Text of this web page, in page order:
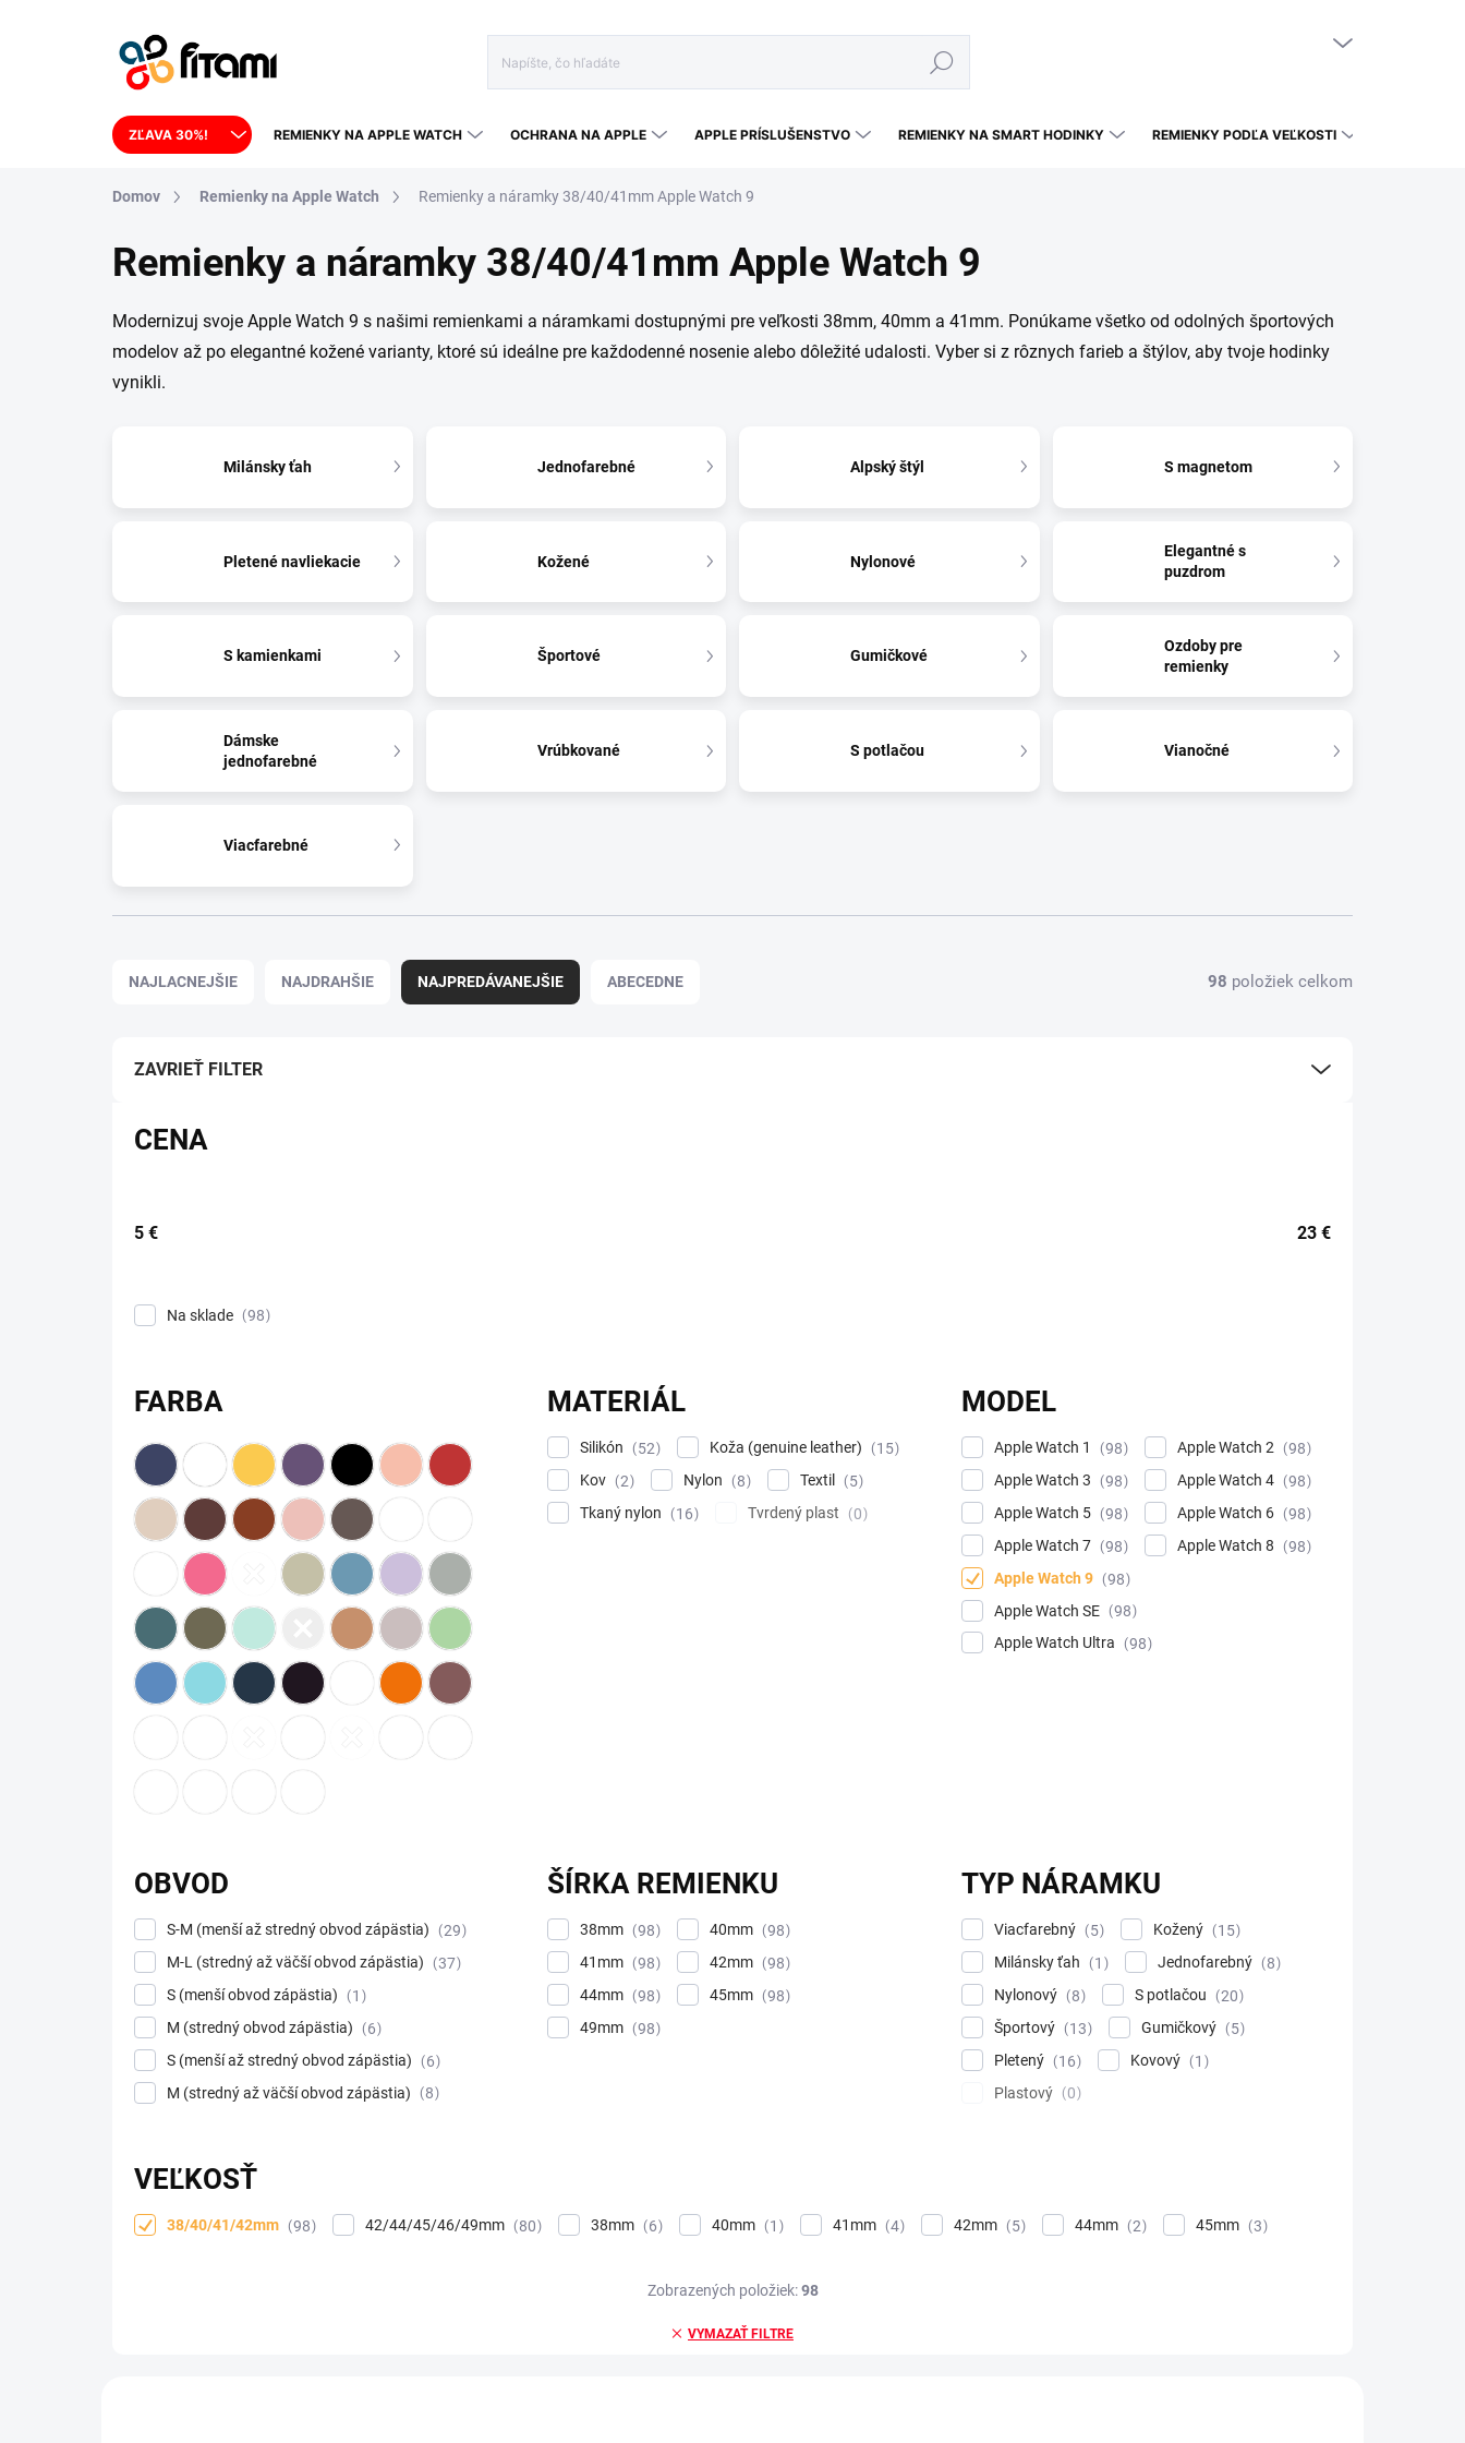
Hľadať
NÁKUPNÝ KOŠÍK
ZĽAVA 30%! REMIENKY NA APPLE WATCH OCHRANA NA APPLE APPLE PRÍSLUŠENSTVO REMIENKY NA SMART HODINKY REMIENKY PODĽA VEĽKOSTI
Domov Remienky na Apple Watch Remienky a náramky 38/40/41mm Apple Watch 9
Remienky a náramky 38/40/41mm Apple Watch 9
Modernizuj svoje Apple Watch 9 s našimi remienkami a náramkami dostupnými pre veľkosti 38mm, 40mm a 41mm. Ponúkame všetko od odolných športových
modelov až po elegantné kožené varianty, ktoré sú ideálne pre každodenné nosenie alebo dôležité udalosti. Vyber si z rôznych farieb a štýlov, aby tvoje hodinky
vynikli.
Milánsky ťah Jednofarebné Alpský štýl S magnetom
Pletené navliekacie Kožené Nylonové
Elegantné s
puzdrom
S kamienkami Športové Gumičkové
Ozdoby pre
remienky
Dámske
jednofarebné
Vrúbkované S potlačou Vianočné
Viacfarebné
NAJLACNEJŠIE NAJDRAHŠIE NAJPREDÁVANEJŠIE ABECEDNE 98 položiek celkom
ZAVRIEŤ FILTER
CENA
5 € 23 €
Na sklade 98
FARBA MATERIÁL
Silikón 52 Koža (genuine leather)
15
Kov
2 Nylon 8 Textil
5
Tkaný nylon
16 Tvrdený plast 0
MODEL
Apple Watch 1 98 Apple Watch 2
98
Apple Watch 3
98 Apple Watch 4
98
Apple Watch 5
98 Apple Watch 6
98
Apple Watch 7
98 Apple Watch 8
98
Apple Watch 9
98
Apple Watch SE
98
Apple Watch Ultra
98
OBVOD
S-M (menší až stredný obvod zápästia)
29
M-L (stredný až väčší obvod zápästia)
37
S (menší obvod zápästia)
1
M (stredný obvod zápästia)
6
S (menší až stredný obvod zápästia)
6
M (stredný až väčší obvod zápästia)
8
ŠÍRKA REMIENKU
38mm 98 40mm
98
41mm
98 42mm
98
44mm
98 45mm
98
49mm
98
TYP NÁRAMKU
Viacfarebný 5 Kožený
15
Milánsky ťah
1 Jednofarebný
8
Nylonový
8 S potlačou
20
Športový
13 Gumičkový
5
Pletený
16 Kovový
1
Plastový
0
VEĽKOSŤ
38/40/41/42mm 98 42/44/45/46/49mm 80 38mm 6 40mm 1 41mm 4 42mm 5 44mm 2 45mm 3
VYMAZAŤ FILTRE
Zobrazených položiek:98